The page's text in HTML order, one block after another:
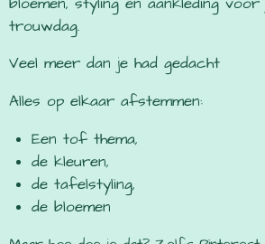
trouwdag.
Veel meer dan je had gedacht
Alles op elkaar afstemmen:
Een tof thema,
de kleuren,
de tafelstyling,
de bloemen